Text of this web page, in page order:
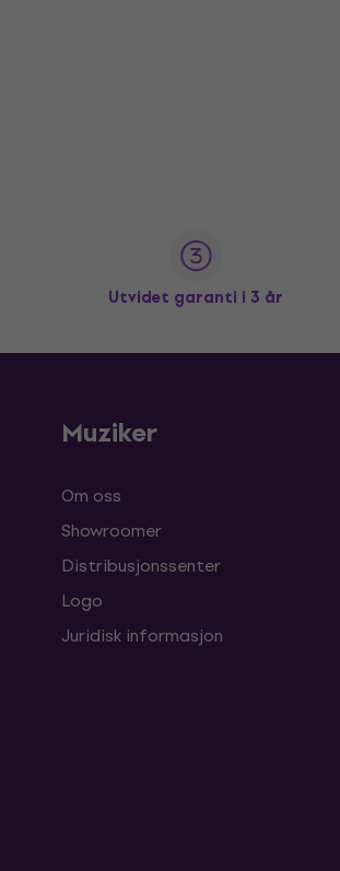
Utvidet garanti i 3 år
Muziker
Om oss
Showroomer
Distribusjonssenter
Logo
Juridisk informasjon